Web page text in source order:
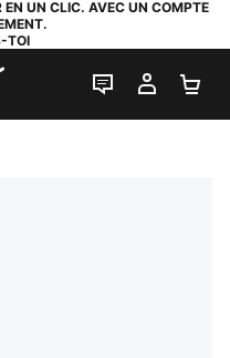
UN CLIC. AVEC UN COMPTE
TOI
LIVE CHAT
MON